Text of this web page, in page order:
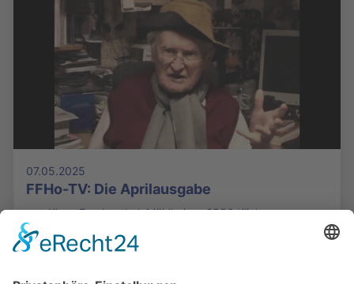
07.05.2025
FFHo-TV: Die Aprilausgabe
von Klaus Frankenthal, Mühlheim - 2556 Klicks